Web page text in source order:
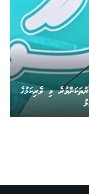
މި ވެރިކަމުގެ